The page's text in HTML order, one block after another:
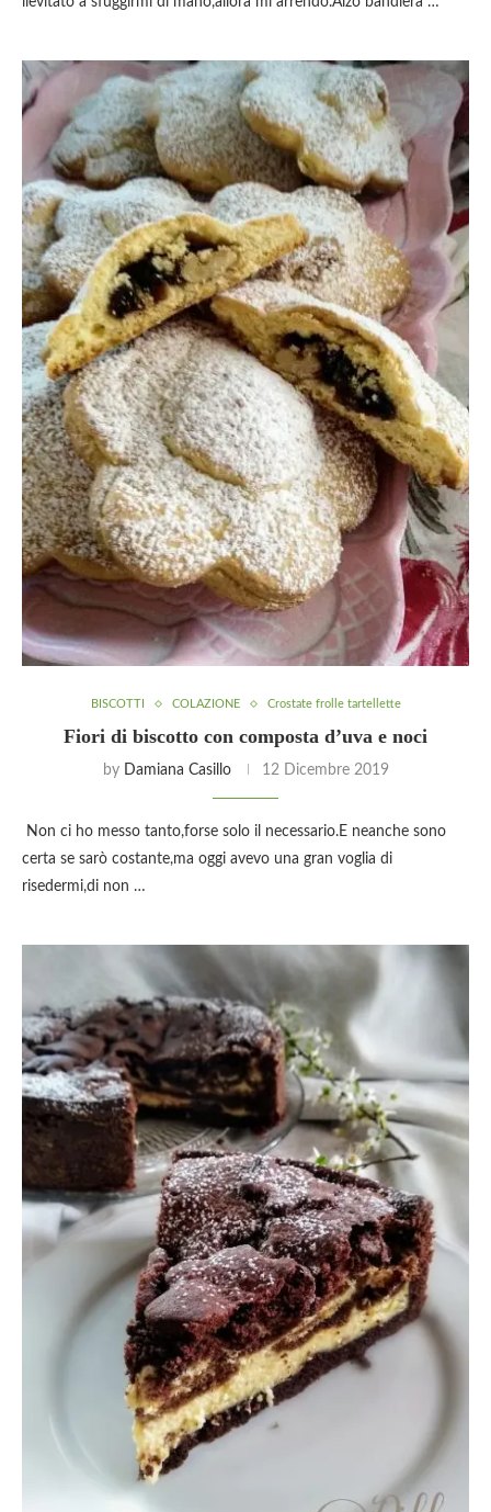
BISCOTTI COLAZIONE Crostate frolle tartellette
Fiori di biscotto con composta d’uva e noci
by Damiana Casillo 12 Dicembre 2019
Non ci ho messo tanto,forse solo il necessario.E neanche sono
certa se sarò costante,ma oggi avevo una gran voglia di
risedermi,di non …